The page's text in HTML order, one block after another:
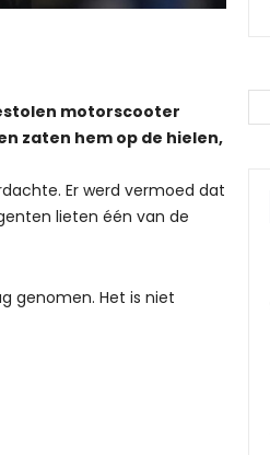
motorscooter
zaten hem op de hielen,
Er werd vermoed dat
lieten één van de
genomen. Het is niet